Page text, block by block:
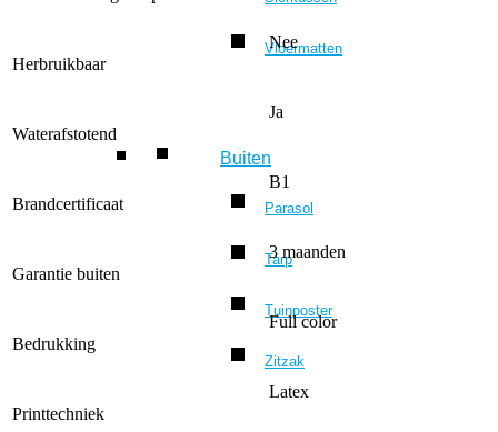
Vloermatten
Buiten
Parasol
Tarp
Tuinposter
Zitzak
Herbruikbaar
Nee
Waterafstotend
Ja
Brandcertificaat
B1
Garantie buiten
3 maanden
Bedrukking
Full color
Printtechniek
Latex